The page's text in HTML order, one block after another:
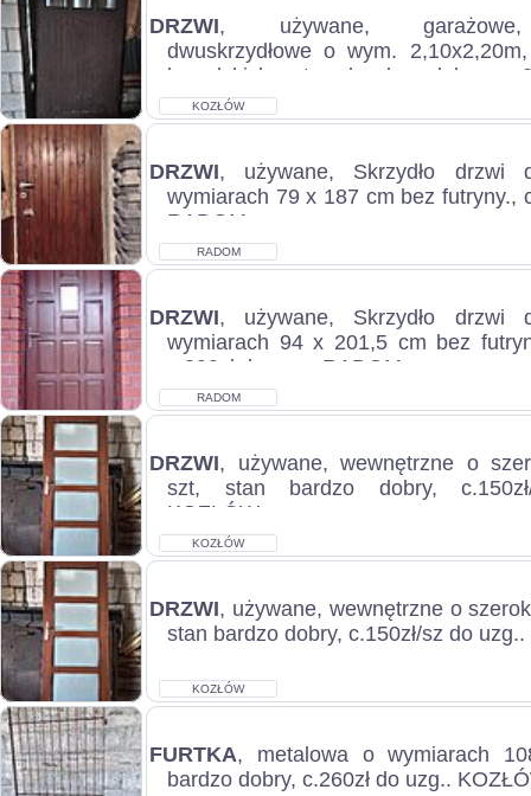
DRZWI, używane, garażowe,
dwuskrzydłowe o wym.
kowalskich, stan bardzo dobry,
KOZŁÓW 5...
KOZŁÓW
DRZWI, używane, Skrzydło drzwi
wymiarach 79 x 187 cm bez futryny.,
RADOM...
RADOM
DRZWI, używane, Skrzydło drzwi
wymiarach 94 x 201,5 cm bez
c.899zł do uzg.. RADOM...
RADOM
DRZWI, używane, wewnętrzne o
szt, stan bardzo dobry,
KOZŁÓW...
KOZŁÓW
DRZWI, używane, wewnętrzne o
stan bardzo dobry, c.150zł/sz do
KOZŁÓW
FURTKA, metalowa o wymiarach
bardzo dobry, c.260zł do uzg..